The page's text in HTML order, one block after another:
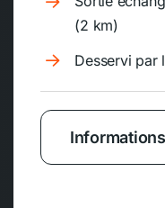
(2 km)
Desservi par